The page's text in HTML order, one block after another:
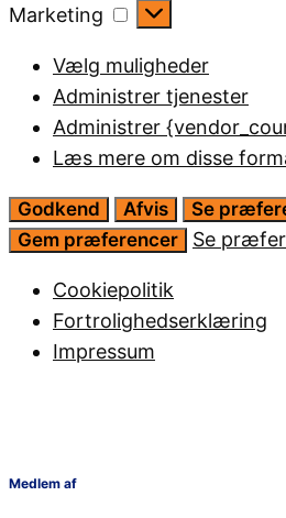
Marketing
Marketing
Vælg muligheder
Administrer tjenester
Administrer
Læs mere om disse
Godkend Afvis
Se
Gem præferencer
Se
Cookiepolitik
Fortrolighedserklæring
Impressum
Medlem af